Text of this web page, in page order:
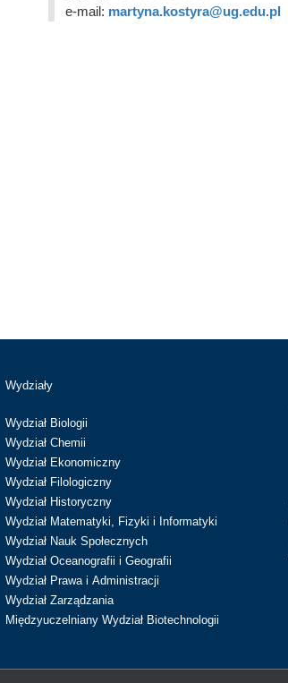
e-mail: martyna.kostyra@ug.edu.pl
Wydziały
Wydział Biologii
Wydział Chemii
Wydział Ekonomiczny
Wydział Filologiczny
Wydział Historyczny
Wydział Matematyki, Fizyki i Informatyki
Wydział Nauk Społecznych
Wydział Oceanografii i Geografii
Wydział Prawa i Administracji
Wydział Zarządzania
Międzyuczelniany Wydział Biotechnologii